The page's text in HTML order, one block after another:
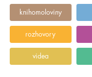
knihomoloviny
rozhovory
videa